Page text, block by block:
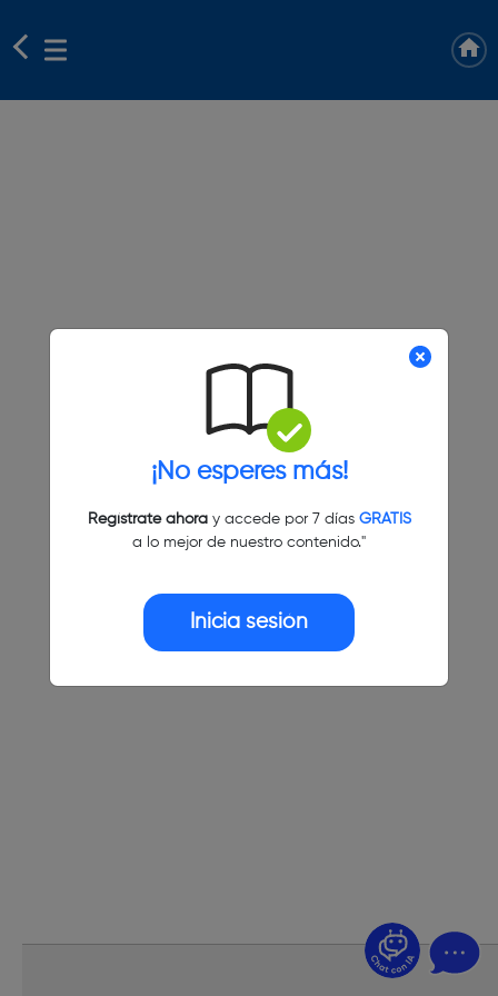
¡No esperes más!
Regístrate ahoray accede por 7 días GRATIS
a lo mejor de nuestro contenido."
Inicia sesión